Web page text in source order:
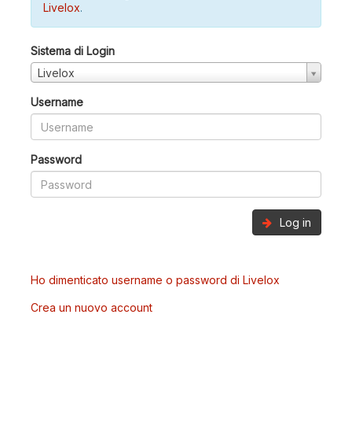
Livelox.
Sistema di Login
Livelox
Username
Password
Log in
Ho dimenticato username o password di Livelox
Crea un nuovo account